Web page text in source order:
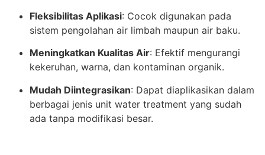
Fleksibilitas Aplikasi: Cocok digunakan pada
sistem pengolahan air limbah maupun air baku.
Meningkatkan Kualitas Air: Efektif mengurangi
kekeruhan, warna, dan kontaminan organik.
Mudah Diintegrasikan: Dapat diaplikasikan dalam
berbagai jenis unit water treatment yang sudah
ada tanpa modifikasi besar.